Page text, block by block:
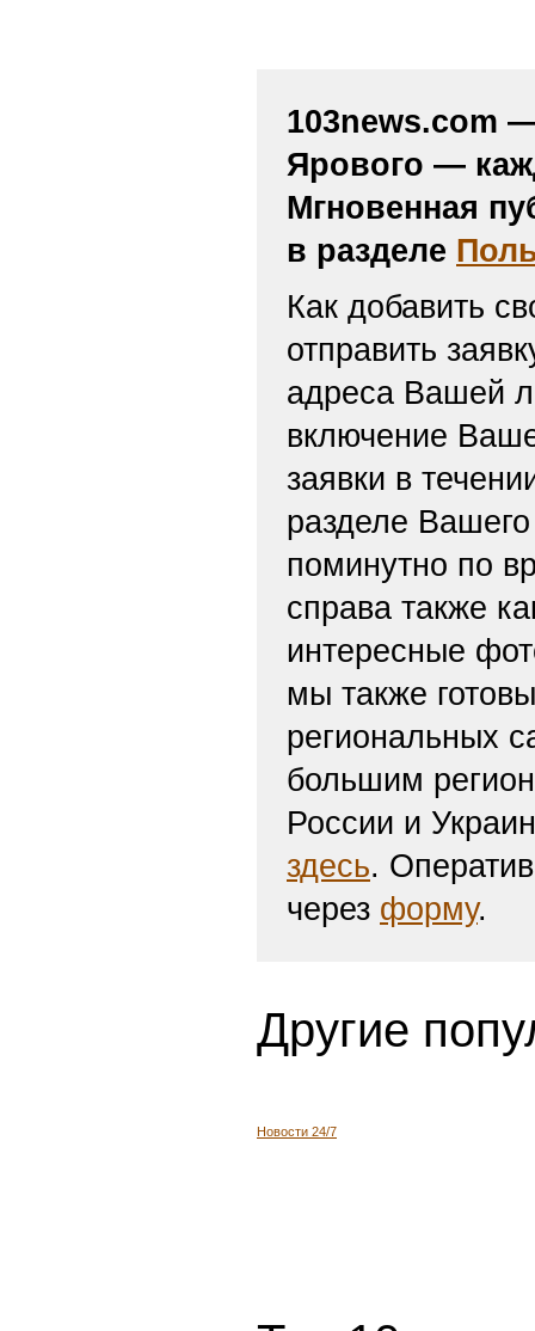
103news.com
Ярового —
Мгновенная
в разделе
Как добавить
отправить
адреса Вашей
включение
заявки в
разделе
поминутно по
справа также
интересные
мы также
региональных
большим
России и
здесь.
через форму.
Другие
Новости 24/7